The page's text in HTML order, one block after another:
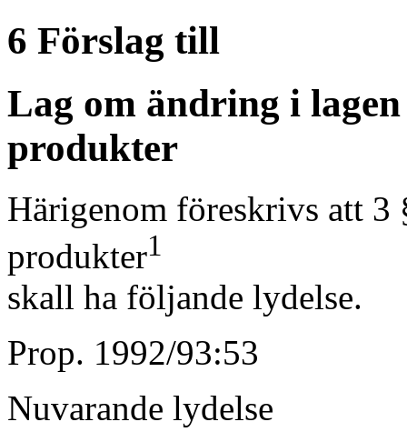
6 Förslag till
Lag om ändring i
produkter
Härigenom föreskrivs att 3
produkter1
skall ha följande lydelse.
Prop. 1992/93:53
Nuvarande lydelse